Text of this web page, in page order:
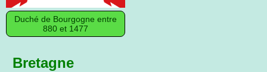
Duché de Bourgogne entre
880 et 1477
Bretagne